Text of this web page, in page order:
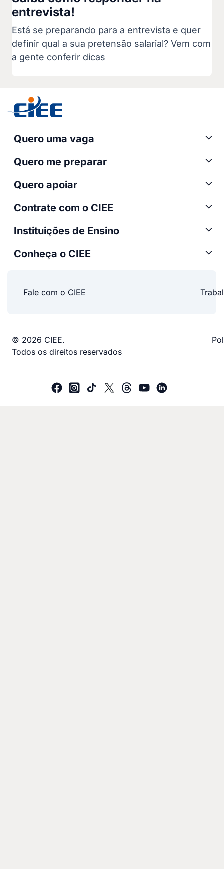
entrevista!
Está se preparando para a entrevista e quer
definir qual a sua pretensão salarial? Vem com
a gente conferir dicas
Quero uma vaga
Quero me preparar
Quero apoiar
Contrate com o CIEE
Instituições de Ensino
Conheça o CIEE
Fale com o CIEE
© 2026 CIEE.
Todos os direitos reservados